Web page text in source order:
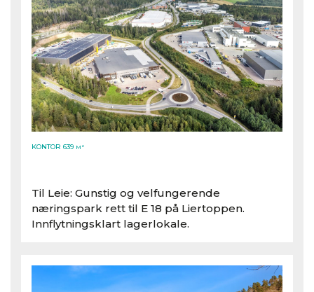
KONTOR 639 M²
Til Leie: Gunstig og velfungerende
næringspark rett til E 18 på Liertoppen.
Innflytningsklart lagerlokale.